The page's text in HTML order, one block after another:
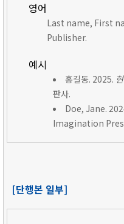
영어
Last name, First
Publisher.
예시
홍길동. 2025.
판사.
Doe, Jane.
Imagination
[단행본 일부]